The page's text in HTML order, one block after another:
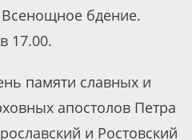
бдение.
17.00.
памяти славных и
апостолов Петра
и Ростовский